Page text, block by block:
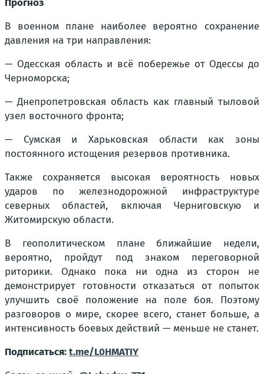
Прогноз
В военном плане наиболее вероятно сохранение
давления на три направления:
— Одесская область и всё побережье от Одессы до
Черноморска;
— Днепропетровская область как главный тыловой
узел восточного фронта;
— Сумская и Харьковская области как зоны
постоянного истощения резервов противника.
Также сохраняется высокая вероятность новых
ударов по железнодорожной инфраструктуре
северных областей, включая Черниговскую и
Житомирскую области.
В геополитическом плане ближайшие недели,
вероятно, пройдут под знаком переговорной
риторики. Однако пока ни одна из сторон не
демонстрирует готовности отказаться от попыток
улучшить своё положение на поле боя. Поэтому
разговоров о мире, скорее всего, станет больше, а
интенсивность боевых действий — меньше не станет.
Подписаться:t.me/L0HMATIY